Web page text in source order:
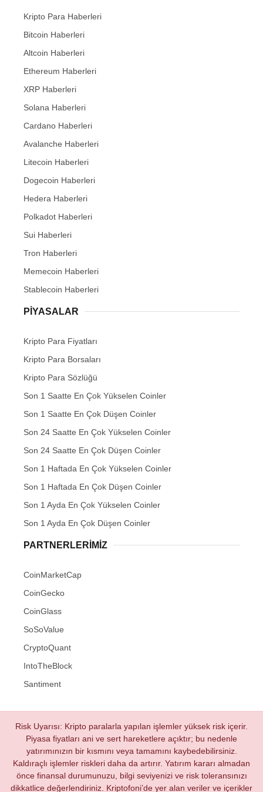
Kripto Para Haberleri
Bitcoin Haberleri
Altcoin Haberleri
Ethereum Haberleri
XRP Haberleri
Solana Haberleri
Cardano Haberleri
Avalanche Haberleri
Litecoin Haberleri
Dogecoin Haberleri
Hedera Haberleri
Polkadot Haberleri
Sui Haberleri
Tron Haberleri
Memecoin Haberleri
Stablecoin Haberleri
PIYASALAR
Kripto Para Fiyatları
Kripto Para Borsaları
Kripto Para Sözlüğü
Son 1 Saatte En Çok Yükselen Coinler
Son 1 Saatte En Çok Düşen Coinler
Son 24 Saatte En Çok Yükselen Coinler
Son 24 Saatte En Çok Düşen Coinler
Son 1 Haftada En Çok Yükselen Coinler
Son 1 Haftada En Çok Düşen Coinler
Son 1 Ayda En Çok Yükselen Coinler
Son 1 Ayda En Çok Düşen Coinler
PARTNERLERIMIZ
CoinMarketCap
CoinGecko
CoinGlass
SoSoValue
CryptoQuant
IntoTheBlock
Santiment
Risk Uyarısı: Kripto paralarla yapılan işlemler yüksek risk içerir.
Piyasa fiyatları ani ve sert hareketlere açıktır; bu nedenle
yatırımınızın bir kısmını veya tamamını kaybedebilirsiniz.
Kaldıraçlı işlemler riskleri daha da artırır. Yatırım kararı almadan
önce finansal durumunuzu, bilgi seviyenizi ve risk toleransınızı
dikkatlice değerlendiriniz. Kriptofoni’de yer alan veriler ve içerikler